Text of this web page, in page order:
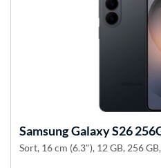
SamsungGalaxy S26
Sort, 16 cm (6.3"), 12 GB, 256